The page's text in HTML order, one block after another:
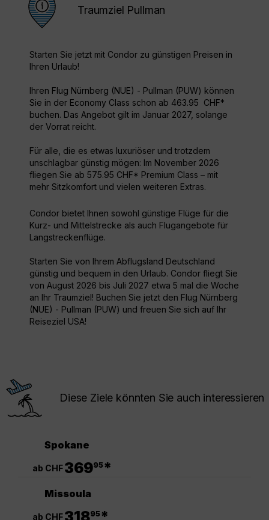
Traumziel Pullman
Starten Sie jetzt mit Condor zu günstigen Preisen in
Ihren Urlaub!
Ihren Flug Nürnberg (NUE) - Pullman (PUW) können
Sie in der Economy Class schon ab 463.95 CHF*
buchen. Das Angebot gilt im Januar 2027, solange
der Vorrat reicht.
Für alle, die es etwas luxuriöser und trotzdem
unschlagbar günstig mögen: Im November 2026
fliegen Sie ab 575.95 CHF* Premium Class – mit
mehr Sitzkomfort und vielen weiteren Extras.
Condor bietet Ihnen sowohl günstige Flüge für die
Kurz- und Mittelstrecke als auch Flugangebote für
Langstreckenflüge.
Starten Sie von Ihrem Abflugsland Deutschland
günstig und bequem in den Urlaub. Condor fliegt Sie
von August 2026 bis Juli 2027 etwa 5 mal die Woche
an Ihr Traumziel! Buchen Sie jetzt den Flug Nürnberg
(NUE) - Pullman (PUW) und freuen Sie sich auf Ihr
Reiseziel USA!
Diese Ziele könnten Sie auch interessieren
Spokane
ab CHF36995*
Missoula
ab CHF 95